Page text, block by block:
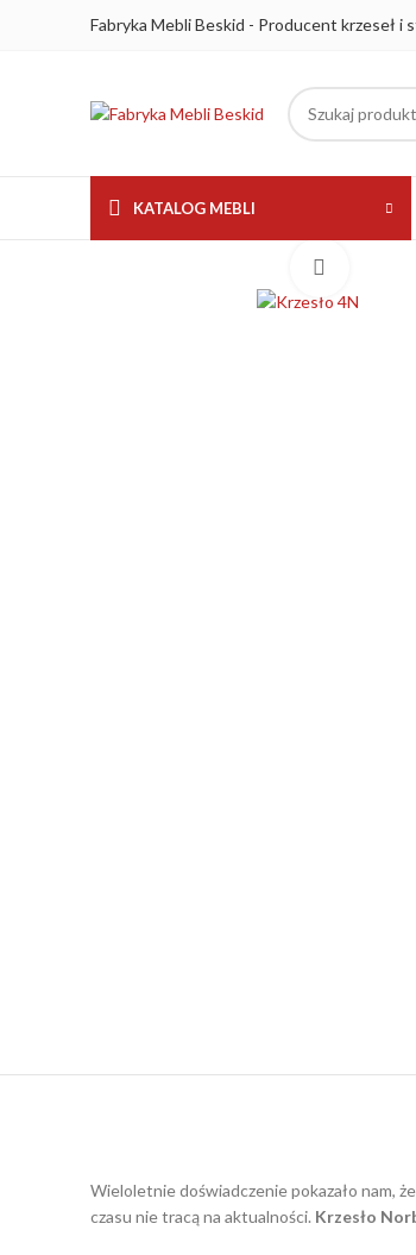
Fabryka Mebli Beskid - Producent krzeseł i
KATALOG MEBLI
Wieloletnie doświadczenie pokazało nam,
czasu nie tracą na aktualności. Krzesło